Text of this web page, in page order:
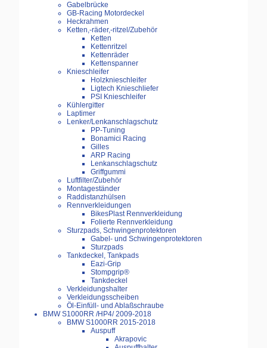
Gabelbrücke
GB-Racing Motordeckel
Heckrahmen
Ketten,-räder,-ritzel/Zubehör
Ketten
Kettenritzel
Kettenräder
Kettenspanner
Knieschleifer
Holzknieschleifer
Ligtech Knieschliefer
PSI Knieschleifer
Kühlergitter
Laptimer
Lenker/Lenkanschlagschutz
PP-Tuning
Bonamici Racing
Gilles
ARP Racing
Lenkanschlagschutz
Griffgummi
Luftfilter/Zubehör
Montageständer
Raddistanzhülsen
Rennverkleidungen
BikesPlast Rennverkleidung
Folierte Rennverkleidung
Sturzpads, Schwingenprotektoren
Gabel- und Schwingenprotektoren
Sturzpads
Tankdeckel, Tankpads
Eazi-Grip
Stompgrip®
Tankdeckel
Verkleidungshalter
Verkleidungsscheiben
Öl-Einfüll- und Ablaßschraube
BMW S1000RR /HP4/ 2009-2018
BMW S1000RR 2015-2018
Auspuff
Akrapovic